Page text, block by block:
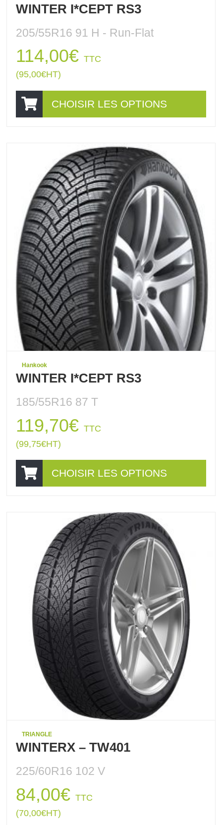
WINTER I*CEPT RS3
205/55R16 91 H - Run-Flat
114,00€ TTC
(95,00€HT)
CHOISIR LES OPTIONS
Hankook
WINTER I*CEPT RS3
185/55R16 87 T
119,70€ TTC
(99,75€HT)
CHOISIR LES OPTIONS
TRIANGLE
WINTERX – TW401
225/60R16 102 V
84,00€ TTC
(70,00€HT)